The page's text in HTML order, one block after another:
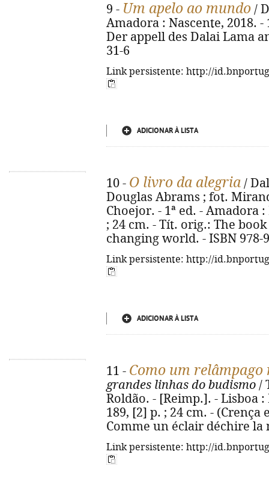
9 - Um apelo ao mundo /
Amadora : Nascente, 2018.
Der appell des Dalai Lama
31-6
Link persistente: http://
ADICIONAR À LISTA
10 - O livro da alegria /
Douglas Abrams ; fot.
Choejor. - 1ª ed. - Amadora
; 24 cm. - Tít. orig.: The
changing world. - ISBN 978-
Link persistente: http://
ADICIONAR À LISTA
11 - Como um relâmpago
grandes linhas do budismo /
Roldão. - [Reimp.]. - Lisboa
189, [2] p. ; 24 cm. - (Crença
Comme un éclair déchire la
Link persistente: http://